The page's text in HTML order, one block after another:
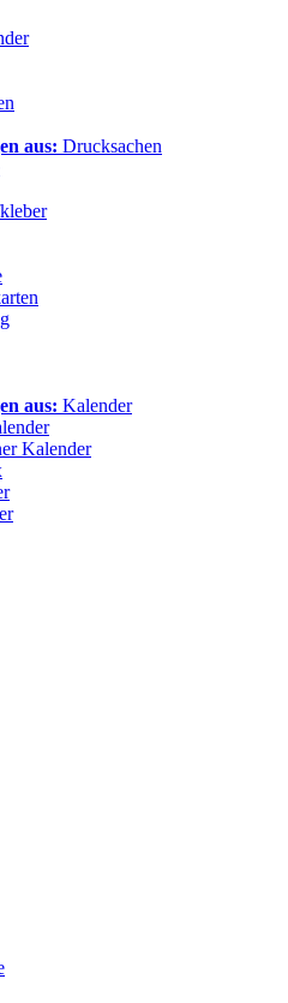
aus: Drucksachen
aus: Kalender
Kalender